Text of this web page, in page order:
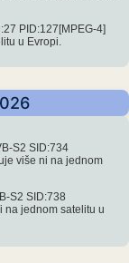
PID:127[MPEG-4]
u Evropi.
S2 SID:734
više ni na jednom
S2 SID:738
na jednom satelitu u